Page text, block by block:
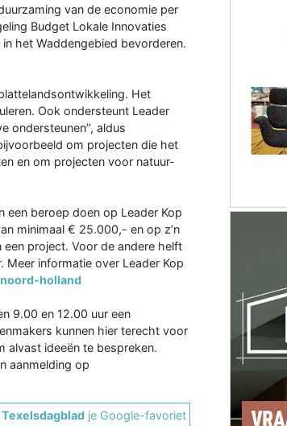
van de economie per
Budget Lokale Innovaties
het Waddengebied bevorderen.
Het
Ook ondersteunt Leader
aldus
om projecten die het
en om projecten voor natuur-
een beroep doen op Leader Kop
minimaal € 25.000,- en op z’n
project. Voor de andere helft
Meer informatie over Leader Kop
holland
9.00 en 12.00 uur een
kunnen hier terecht voor
alvast ideeën te bespreken.
aanmelding op
Texelsdagblad je Google-favoriet